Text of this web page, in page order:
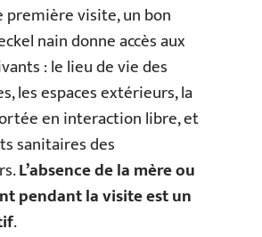
première visite, un bon
nain donne accès aux
: le lieu de vie des
les espaces extérieurs, la
en interaction libre, et
sanitaires des
L’absence de la mère ou
pendant la visite est un
.